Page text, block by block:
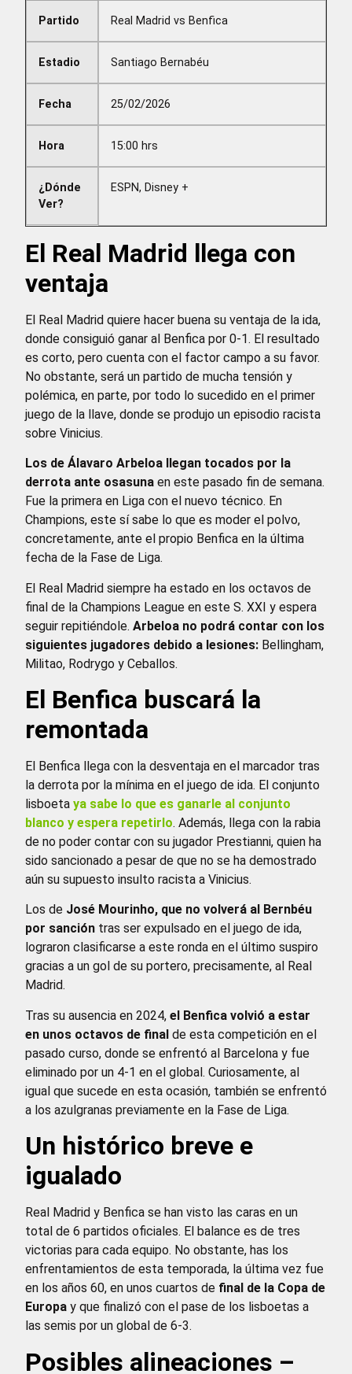
Partido
Estadio
Fecha
Hora
¿Dónde
Ver?
Real Madrid vs Benfica
Santiago Bernabéu
25/02/2026
15:00 hrs
ESPN, Disney +
El Real Madrid llega con
ventaja
El Real Madrid quiere hacer buena su ventaja de la ida,
donde consiguió ganar al Benfica por 0-1. El resultado
es corto, pero cuenta con el factor campo a su favor.
No obstante, será un partido de mucha tensión y
polémica, en parte, por todo lo sucedido en el primer
juego de la llave, donde se produjo un episodio racista
sobre Vinicius.
Los de Álavaro Arbeloa llegan tocados por la
derrota ante osasuna en este pasado fin de semana.
Fue la primera en Liga con el nuevo técnico. En
Champions, este sí sabe lo que es moder el polvo,
concretamente, ante el propio Benfica en la última
fecha de la Fase de Liga.
El Real Madrid siempre ha estado en los octavos de
final de la Champions League en este S. XXI y espera
seguir repitiéndole. Arbeloa no podrá contar con los
siguientes jugadores debido a lesiones: Bellingham,
Militao, Rodrygo y Ceballos.
El Benfica buscará la
remontada
El Benfica llega con la desventaja en el marcador tras
la derrota por la mínima en el juego de ida. El conjunto
lisboeta ya sabe lo que es ganarle al conjunto
blanco y espera repetirlo. Además, llega con la rabia
de no poder contar con su jugador Prestianni, quien ha
sido sancionado a pesar de que no se ha demostrado
aún su supuesto insulto racista a Vinicius.
Los de José Mourinho, que no volverá al Bernbéu
por sanción tras ser expulsado en el juego de ida,
lograron clasificarse a este ronda en el último suspiro
gracias a un gol de su portero, precisamente, al Real
Madrid.
Tras su ausencia en 2024, el Benfica volvió a estar
en unos octavos de final de esta competición en el
pasado curso, donde se enfrentó al Barcelona y fue
eliminado por un 4-1 en el global. Curiosamente, al
igual que sucede en esta ocasión, también se enfrentó
a los azulgranas previamente en la Fase de Liga.
Un histórico breve e
igualado
Real Madrid y Benfica se han visto las caras en un
total de 6 partidos oficiales. El balance es de tres
victorias para cada equipo. No obstante, has los
enfrentamientos de esta temporada, la última vez fue
en los años 60, en unos cuartos de final de la Copa de
Europa y que finalizó con el pase de los lisboetas a
las semis por un global de 6-3.
Posibles alineaciones –